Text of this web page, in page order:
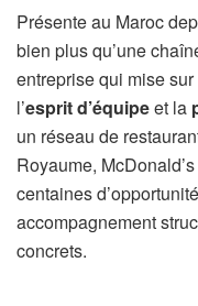
Présente au Maroc
bien plus qu’une
entreprise qui mise
l’esprit d’équipeet la
un réseau de
Royaume,
centaines
accompagnement
concrets.